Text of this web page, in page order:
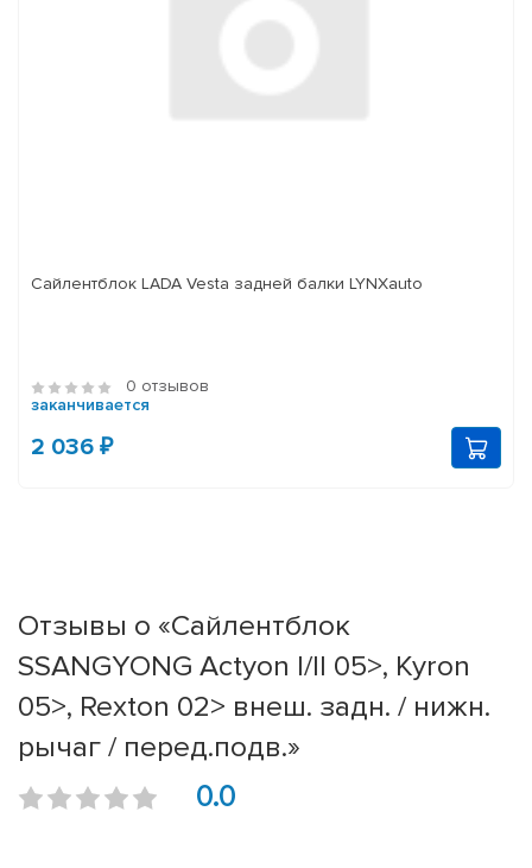
Сайлентблок LADA Vesta задней балки LYNXauto
0 отзывов
заканчивается
2 036 ₽
Отзывы о «Сайлентблок
SSANGYONG Actyon I/II 05>, Kyron
05>, Rexton 02> внеш. задн. / нижн.
рычаг / перед.подв.»
0.0